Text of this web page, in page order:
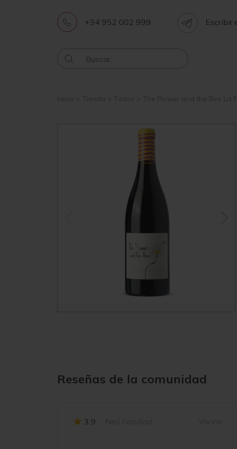
+34 952 002 999 Escribir
Inicio Tienda Tintos The Flower and the Bee La
Reseñas de la comunidad
3.9